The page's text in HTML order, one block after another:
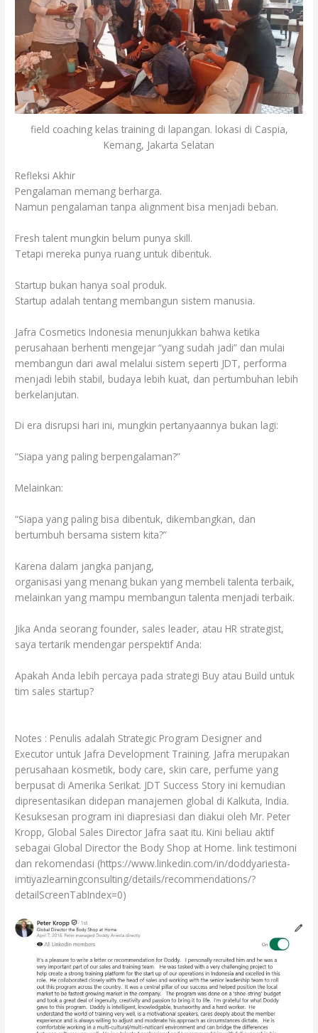
field coaching kelas training di lapangan. lokasi di Caspia,
Kemang, Jakarta Selatan
Refleksi Akhir
Pengalaman memang berharga.
Namun pengalaman tanpa alignment bisa menjadi beban.
Fresh talent mungkin belum punya skill.
Tetapi mereka punya ruang untuk dibentuk.
Startup bukan hanya soal produk.
Startup adalah tentang membangun sistem manusia.
Jafra Cosmetics Indonesia menunjukkan bahwa ketika
perusahaan berhenti mengejar “yang sudah jadi” dan mulai
membangun dari awal melalui sistem seperti JDT, performa
menjadi lebih stabil, budaya lebih kuat, dan pertumbuhan lebih
berkelanjutan.
Di era disrupsi hari ini, mungkin pertanyaannya bukan lagi:
“Siapa yang paling berpengalaman?”
Melainkan:
“Siapa yang paling bisa dibentuk, dikembangkan, dan
bertumbuh bersama sistem kita?”
Karena dalam jangka panjang,
organisasi yang menang bukan yang membeli talenta terbaik,
melainkan yang mampu membangun talenta menjadi terbaik.
Jika Anda seorang founder, sales leader, atau HR strategist,
saya tertarik mendengar perspektif Anda:
Apakah Anda lebih percaya pada strategi Buy atau Build untuk
tim sales startup?
Notes : Penulis adalah Strategic Program Designer and
Executor untuk Jafra Development Training. Jafra merupakan
perusahaan kosmetik, body care, skin care, perfume yang
berpusat di Amerika Serikat. JDT Success Story ini kemudian
dipresentasikan didepan manajemen global di Kalkuta, India.
Kesuksesan program ini diapresiasi dan diakui oleh Mr. Peter
Kropp, Global Sales Director Jafra saat itu. Kini beliau aktif
sebagai Global Director the Body Shop at Home. link testimoni
dan rekomendasi (https://www.linkedin.com/in/doddyariesta-
imtiyazlearningconsulting/details/recommendations/?
detailScreenTabIndex=0)